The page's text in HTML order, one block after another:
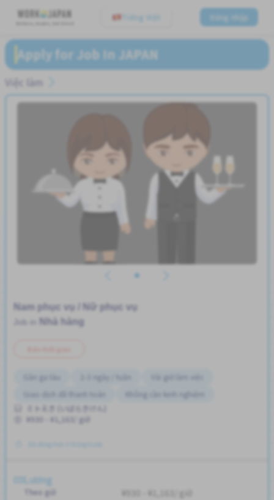
Tiếng Việt Đăng nhập
Apply for Job In JAPAN
Việc làm
Nam phục vụ / Nữ phục vụ
Nhà hàng
Gần ga tàu 2-3 ngày / tuần
Vài giờ làm việc
Giao dịch đã thanh toán
Không cần kinh nghiệm
ミトえき (いばらきけん)
¥930 - ¥1,163/ giờ
Lương
Theo giờ ¥930 - ¥1,163/ giờ